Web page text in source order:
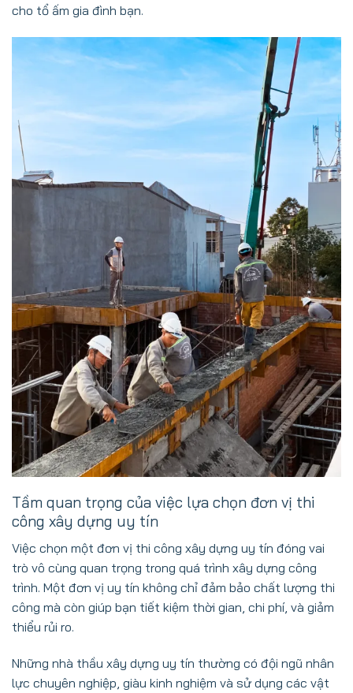
cho tổ ấm gia đình bạn.
Tầm quan trọng của việc lựa chọn đơn vị thi
công xây dựng uy tín
Việc chọn một đơn vị thi công xây dựng uy tín đóng vai
trò vô cùng quan trọng trong quá trình xây dựng công
trình. Một đơn vị uy tín không chỉ đảm bảo chất lượng thi
công mà còn giúp bạn tiết kiệm thời gian, chi phí, và giảm
thiểu rủi ro.
Những nhà thầu xây dựng uy tín thường có đội ngũ nhân
lực chuyên nghiệp, giàu kinh nghiệm và sử dụng các vật